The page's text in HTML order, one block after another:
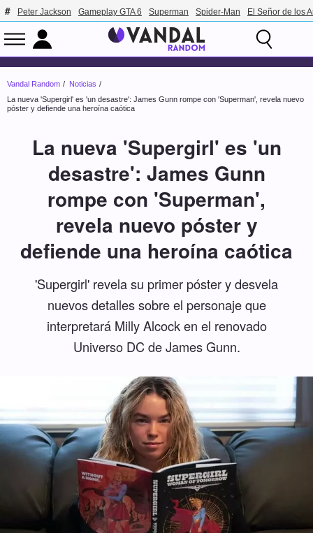
Peter Jackson Gameplay GTA 6 Superman Spider-Man El Señor de los
Vandal Random
Noticias
La nueva 'Supergirl' es 'un desastre': James Gunn rompe con 'Superman', revela nuevo
póster y defiende una heroína caótica
La nueva 'Supergirl' es 'un
desastre': James Gunn
rompe con 'Superman',
revela nuevo póster y
defiende una heroína caótica
'Supergirl' revela su primer póster y desvela
nuevos detalles sobre el personaje que
interpretará Milly Alcock en el renovado
Universo DC de James Gunn.